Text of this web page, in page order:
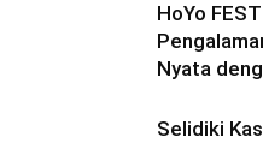
HoYo
Nyata
Selidiki